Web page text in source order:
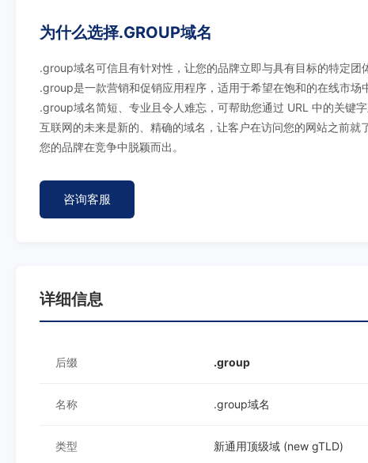
为什么选择.GROUP域名
.group域名可信且有针对性，让您的品牌立即与具有目标的特定团
.group是一款营销和促销应用程序，适用于希望在饱和的在线市场
.group域名简短、专业且令人难忘，可帮助您通过 URL 中的关键字
互联网的未来是新的、精确的域名，让客户在访问您的网站之前
您的品牌在竞争中脱颖而出。
咨询客服
详细信息
后缀 .group
名称 .group域名
类型 新通用顶级域 (new gTLD)